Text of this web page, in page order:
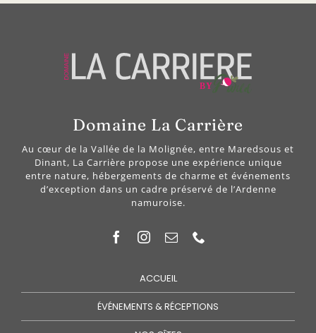
ACCUEIL
ÉVÉNEMENTS & RÉCEPTIONS
Domaine La Carrière
Au cœur de la Vallée de la Molignée, entre Maredsous et
Dinant, La Carrière propose une expérience unique
entre nature, hébergements de charme et événements
d’exception dans un cadre préservé de l’Ardenne
namuroise.